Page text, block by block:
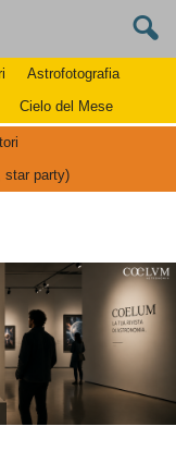
Astrofotografia
Cielo del Mese
star party)